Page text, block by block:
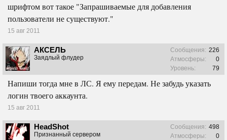
шрифтом вот такое "Запрашиваемые для добавления
пользователи не существуют."
15 авг 2011
АКСЕЛЬ
Заядлый флудер
Сообщения: 226
Атмосферы:
0
Уровень:
79
Напиши тогда мне в ЛС. Я ему передам. Не забудь указать
логин твоего аккаунта.
15 авг 2011
HeadShot
Признанный сервером
Сообщения: 498
Атмосферы:
0